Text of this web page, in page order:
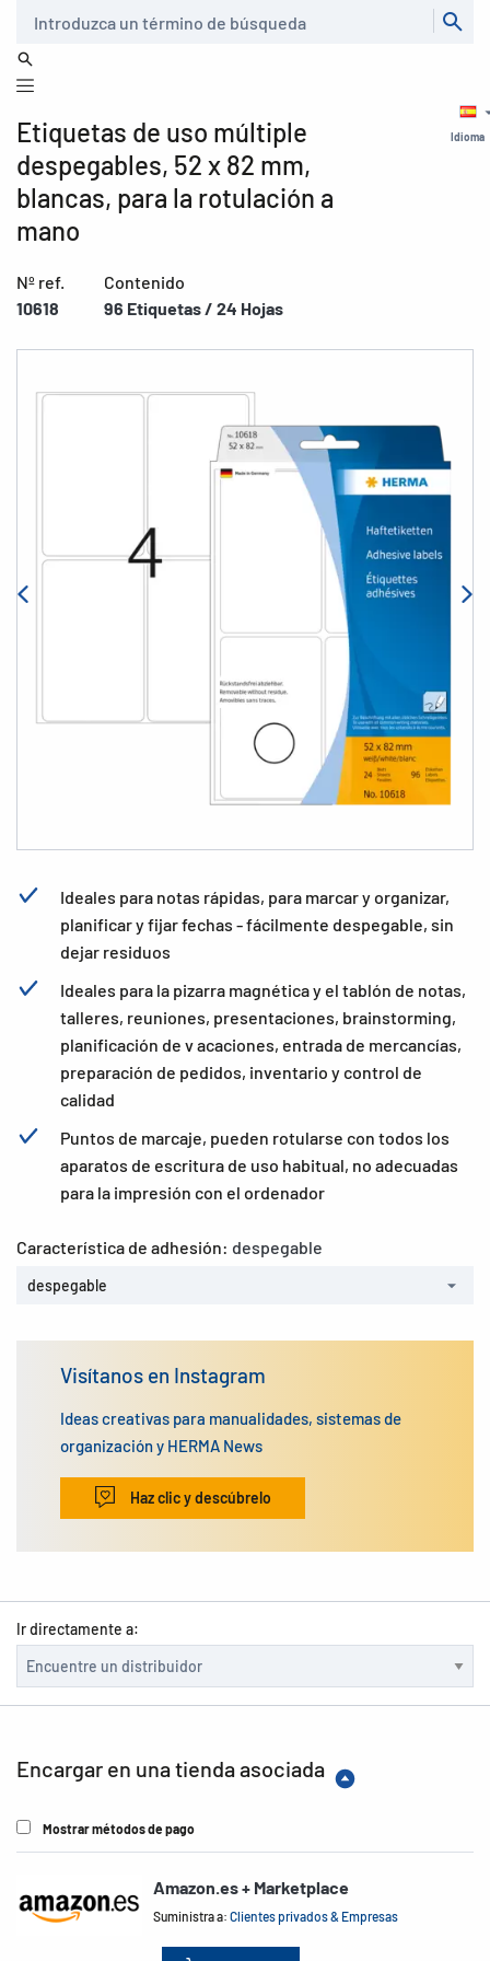
Idioma
Etiquetas de uso múltiple
despegables, 52 x 82 mm,
blancas, para la rotulación a
mano
Nº ref.
10618
Contenido
96 Etiquetas / 24 Hojas
Ideales para notas rápidas, para marcar y organizar,
planificar y fijar fechas - fácilmente despegable, sin
dejar residuos
Ideales para la pizarra magnética y el tablón de notas,
talleres, reuniones, presentaciones, brainstorming,
planificación de v acaciones, entrada de mercancías,
preparación de pedidos, inventario y control de
calidad
Puntos de marcaje, pueden rotularse con todos los
aparatos de escritura de uso habitual, no adecuadas
para la impresión con el ordenador
Característica de adhesión: despegable
despegable
Visítanos en Instagram
Ideas creativas para manualidades, sistemas de
organización y HERMA News
Haz clic y descúbrelo
Ir directamente a:
Encargar en una tienda asociada
Mostrar métodos de pago
Amazon.es + Marketplace
Suministra a:Clientes privados & Empresas